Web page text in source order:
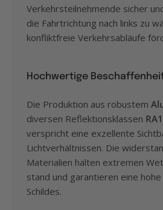
Verkehrsteilnehmende sicher
die Fahrtrichtung nach links zu
konfliktfreie Verkehrsabläufe
Hochwertige
Die Produktion aus robustem
diversen Reflektionsklassen
verspricht eine exzellente
Lichtverhältnissen. Die
Materialien halten extremen
stand und garantieren eine
Schildes.